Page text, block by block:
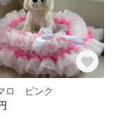
ロ ピンク